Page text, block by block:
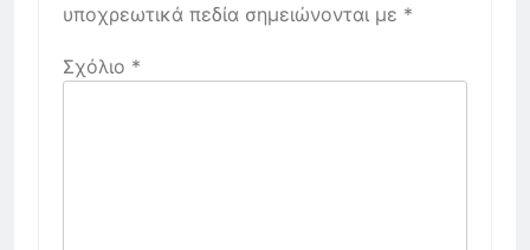
υποχρεωτικά πεδία σημειώνονται με *
Σχόλιο *